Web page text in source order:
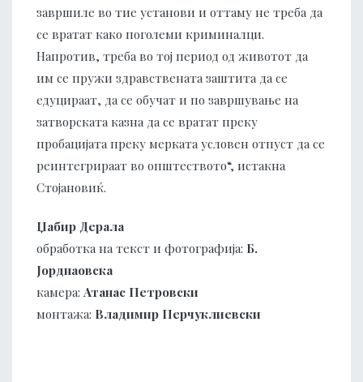
завршиле во тие установи и оттаму не треба да
се вратат како поголеми криминалци.
Напротив, треба во тој период од животот да
им се пружи здравствената заштита да се
едуцираат, да се обучат и по завршување на
затворската казна да се вратат преку
пробацијата преку мерката условен отпуст да се
реинтегрираат во општеството“, истакна
Стојановиќ.
Џабир Дерала
обработка на текст и фотографија: Б.
Јорднаовска
камера: Атанас Петровски
монтажа: Владимир Перчуклиевски